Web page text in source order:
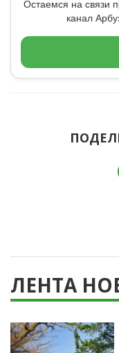
Остаемся на связи
канал
ЛЕНТА